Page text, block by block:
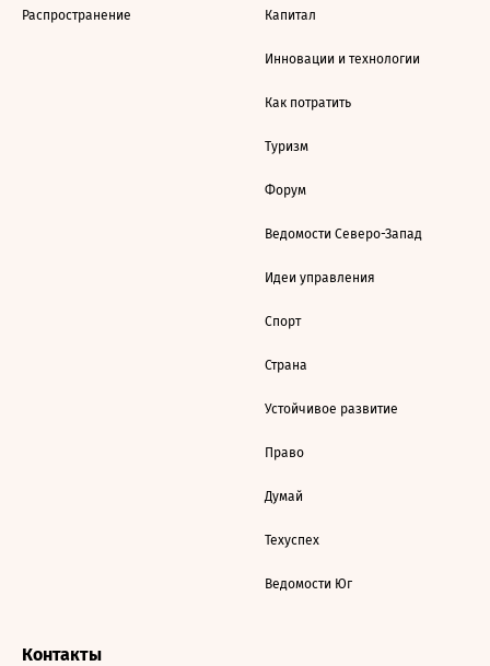
Распространение Капитал
Инновации и технологии
Как потратить
Туризм
Форум
Ведомости Северо-Запад
Идеи управления
Спорт
Страна
Устойчивое развитие
Право
Думай
Техуспех
Ведомости Юг
Контакты